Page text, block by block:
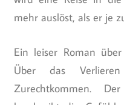
mehr auslöst, als er je
Ein leiser Roman
Über das
Zurechtkommen.